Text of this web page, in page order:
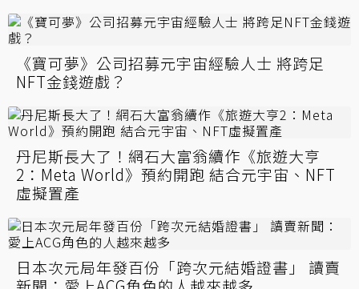
《寶可夢》公司招募元宇宙經驗人士 將跨足
NFT金錢遊戲？
丹尼斯長大了！網石大富翁續作《旅遊大亨
2：Meta World》預約開跑 結合元宇宙、NFT
虛擬置產
日本次元局年發百份「跨次元結婚證書」 讀賣